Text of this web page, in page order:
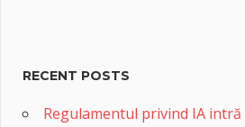
RECENT POSTS
Regulamentul privind IA